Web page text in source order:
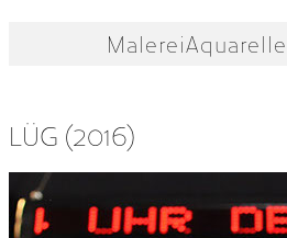
MalereiAquarelle
LÜG (2016)